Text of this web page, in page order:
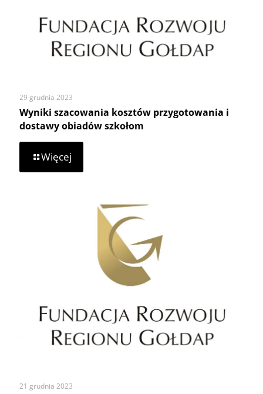
29 grudnia 2023
Wyniki szacowania kosztów przygotowania i
dostawy obiadów szkołom
Więcej
Wyniki
przygotowania
dostawy
obiadów
21 grudnia 2023